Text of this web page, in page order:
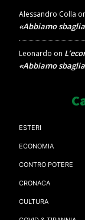
Alessandro Colla
«Abbiamo
Leonardo on
«Abbiamo
ESTERI
ECONOMIA
CONTRO POTERE
CRONACA
CULTURA